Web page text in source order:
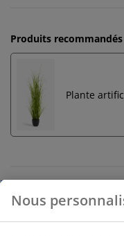
Produits recommandés
Plante
Aucune limite de